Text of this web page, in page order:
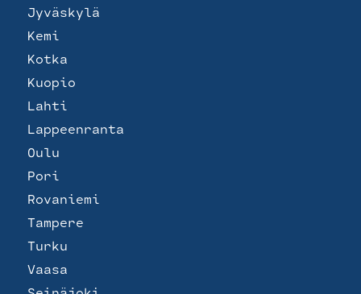
Jyväskylä
Kemi
Kotka
Kuopio
Lahti
Lappeenranta
Oulu
Pori
Rovaniemi
Tampere
Turku
Vaasa